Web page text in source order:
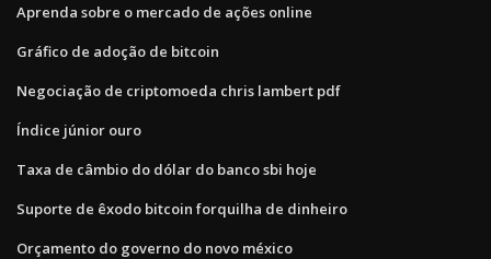
Aprenda sobre o mercado de ações online
Gráfico de adoção de bitcoin
Negociação de criptomoeda chris lambert pdf
Índice júnior ouro
Taxa de câmbio do dólar do banco sbi hoje
Suporte de êxodo bitcoin forquilha de dinheiro
Orçamento do governo do novo méxico